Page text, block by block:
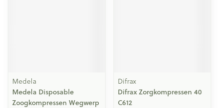
Medela
Medela Disposable
Zoogkompressen Wegwerp
Difrax
Difrax Zorgkompressen 40
C612